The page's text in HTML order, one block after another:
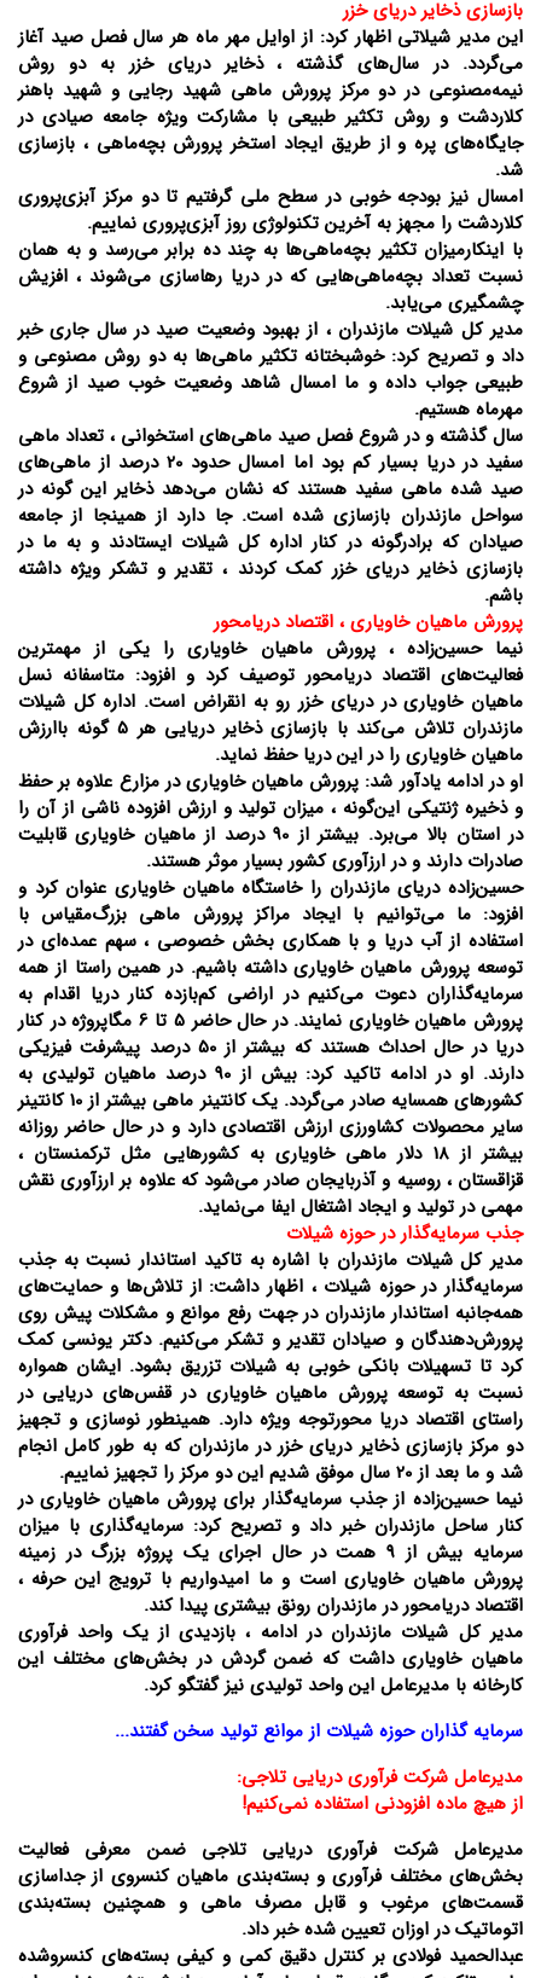
بازسازی ذخایر دریای خزر
این مدیر شیلاتی اظهار کرد: از اوایل مهر ماه هر سال فصل صید آغاز
می‌گردد. در سال‌های گذشته ، ذخایر دریای خزر به دو روش
نیمه‌مصنوعی در دو مرکز پرورش ماهی شهید رجایی و شهید باهنر
کلاردشت و روش تکثیر طبیعی با مشارکت ویژه جامعه صیادی در
جایگاه‌های پره و از طریق ایجاد استخر پرورش بچه‌ماهی ، بازسازی
شد.
امسال نیز بودجه خوبی در سطح ملی گرفتیم تا دو مرکز آبزی‌پروری
کلاردشت را مجهز به آخرین تکنولوژی روز آبزی‌پروری نماییم.
با اینکارمیزان تکثیر بچه‌ماهی‌ها به چند ده برابر می‌رسد و به همان
نسبت تعداد بچه‌ماهی‌هایی که در دریا رهاسازی می‌شوند ، افزیش
چشمگیری می‌یابد.
مدیر کل شیلات مازندران ، از بهبود وضعیت صید در سال جاری خبر
داد و تصریح کرد: خوشبختانه تکثیر ماهی‌ها به دو روش مصنوعی و
طبیعی جواب داده و ما امسال شاهد وضعیت خوب صید از شروع
مهرماه هستیم.
سال گذشته و در شروع فصل صید ماهی‌های استخوانی ، تعداد ماهی
سفید در دریا بسیار کم بود اما امسال حدود 20 درصد از ماهی‌های
صید شده ماهی سفید هستند که نشان می‌دهد ذخایر این گونه در
سواحل مازندران بازسازی شده است. جا دارد از همینجا از جامعه
صیادان که برادرگونه در کنار اداره کل شیلات ایستادند و به ما در
بازسازی ذخایر دریای خزر کمک کردند ، تقدیر و تشکر ویژه داشته
باشم.
پرورش ماهیان خاویاری ، اقتصاد دریامحور
نیما حسین‌زاده ، پرورش ماهیان خاویاری را یکی از مهمترین
فعالیت‌های اقتصاد دریامحور توصیف کرد و افزود: متاسفانه نسل
ماهیان خاویاری در دریای خزر رو به انقراض است. اداره کل شیلات
مازندران تلاش می‌کند با بازسازی ذخایر دریایی هر 5 گونه باارزش
ماهیان خاویاری را در این دریا حفظ نماید.
او در ادامه یادآور شد: پرورش ماهیان خاویاری در مزارع علاوه بر حفظ
و ذخیره ژنتیکی این‌گونه ، میزان تولید و ارزش افزوده ناشی از آن را
در استان بالا می‌برد. بیشتر از 90 درصد از ماهیان خاویاری قابلیت
صادرات دارند و در ارزآوری کشور بسیار موثر هستند.
حسین‌زاده دریای مازندران را خاستگاه ماهیان خاویاری عنوان کرد و
افزود: ما می‌توانیم با ایجاد مراکز پرورش ماهی بزرگ‌مقیاس با
استفاده از آب دریا و با همکاری بخش خصوصی ، سهم عمده‌ای در
توسعه پرورش ماهیان خاویاری داشته باشیم. در همین راستا از همه
سرمایه‌گذاران دعوت می‌کنیم در اراضی کم‌بازده کنار دریا اقدام به
پرورش ماهیان خاویاری نمایند. در حال حاضر 5 تا 6 مگاپروژه در کنار
دریا در حال احداث هستند که بیشتر از 50 درصد پیشرفت فیزیکی
دارند. او در ادامه تاکید کرد: بیش از 90 درصد ماهیان تولیدی به
کشورهای همسایه صادر می‌گردد. یک کانتینر ماهی بیشتر از 10 کانتینر
سایر محصولات کشاورزی ارزش اقتصادی دارد و در حال حاضر روزانه
بیشتر از 18 دلار ماهی خاویاری به کشورهایی مثل ترکمنستان ،
قزاقستان ، روسیه و آذربایجان صادر می‌شود که علاوه بر ارزآوری نقش
مهمی در تولید و ایجاد اشتغال ایفا می‌نماید.
جذب سرمایه‌گذار در حوزه شیلات
مدیر کل شیلات مازندران با اشاره به تاکید استاندار نسبت به جذب
سرمایه‌گذار در حوزه شیلات ، اظهار داشت: از تلاش‌ها و حمایت‌های
همه‌جانبه‌ استاندار مازندران در جهت رفع موانع و مشکلات پیش روی
پرورش‌دهندگان و صیادان تقدیر و تشکر می‌کنیم. دکتر یونسی کمک
کرد تا تسهیلات بانکی خوبی به شیلات تزریق بشود. ایشان همواره
نسبت به توسعه پرورش ماهیان خاویاری در قفس‌های دریایی در
راستای اقتصاد دریا محورتوجه ویژه دارد. همینطور نوسازی و تجهیز
دو مرکز بازسازی ذخایر دریای خزر در مازندران که به طور کامل انجام
شد و ما بعد از 20 سال موفق شدیم این دو مرکز را تجهیز نماییم.
نیما حسین‌زاده از جذب سرمایه‌گذار برای پرورش ماهیان خاویاری در
کنار ساحل مازندران خبر داد و تصریح کرد: سرمایه‌گذاری با میزان
سرمایه بیش از 9 همت در حال اجرای یک پروژه بزرگ در زمینه
پرورش ماهیان خاویاری است و ما امیدواریم با ترویج این حرفه ،
اقتصاد دریامحور در مازندران رونق بیشتری پیدا کند.
مدیر کل شیلات مازندران در ادامه ، بازدیدی از یک واحد فرآوری
ماهیان خاویاری داشت که ضمن گردش در بخش‌های مختلف این
کارخانه با مدیرعامل این واحد تولیدی نیز گفتگو کرد.
سرمایه گذاران حوزه شیلات از موانع تولید سخن گفتند...
مدیرعامل شرکت فرآوری دریایی تلاجی:
از هیچ ماده افزودنی استفاده نمی‌کنیم!
مدیرعامل شرکت فرآوری دریایی تلاجی ضمن معرفی فعالیت
بخش‌های مختلف فرآوری و بسته‌بندی ماهیان کنسروی از جداسازی
قسمت‌های مرغوب و قابل مصرف ماهی و همچنین بسته‌بندی
اتوماتیک در اوزان تعیین شده خبر داد.
عبدالحمید فولادی بر کنترل دقیق کمی و کیفی بسته‌های کنسروشده